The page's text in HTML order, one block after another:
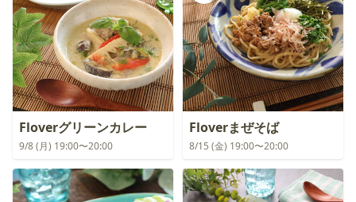
Floverグリーンカレー
9/8 (月) 19:00〜20:00
Floverまぜそば
8/15 (金) 19:00〜20:00